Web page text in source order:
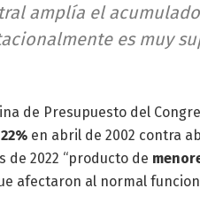
amplía el
es muy
de Presupuesto del
22% en abril de 2002 contra
de 2022 “producto de
afectaron al normal